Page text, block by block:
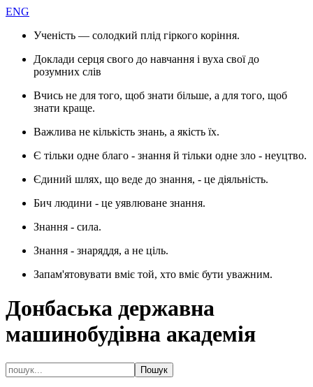
ENG
Ученість — солодкий плід гіркого коріння.
Доклади серця свого до навчання і вуха свої до
розумних слів
Вчись не для того, щоб знати більше, а для того, щоб
знати краще.
Важлива не кількість знань, а якість їх.
Є тільки одне благо - знання й тільки одне зло - неуцтво.
Єдиний шлях, що веде до знання, - це діяльність.
Бич людини - це уявлюване знання.
Знання - сила.
Знання - знаряддя, а не ціль.
Запам'ятовувати вміє той, хто вміє бути уважним.
Донбаська державна
машинобудівна академія